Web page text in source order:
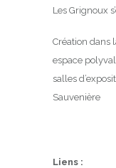
Les Grignoux
Création dans
espace
salles
Sauvenière
Liens :